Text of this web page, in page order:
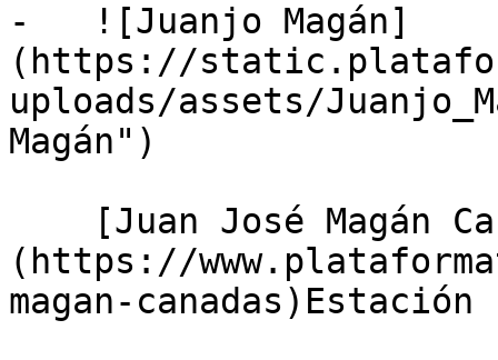
-   ![Juanjo Magán]
(https://
uploads/assets/
Magán")
(https://
magan-